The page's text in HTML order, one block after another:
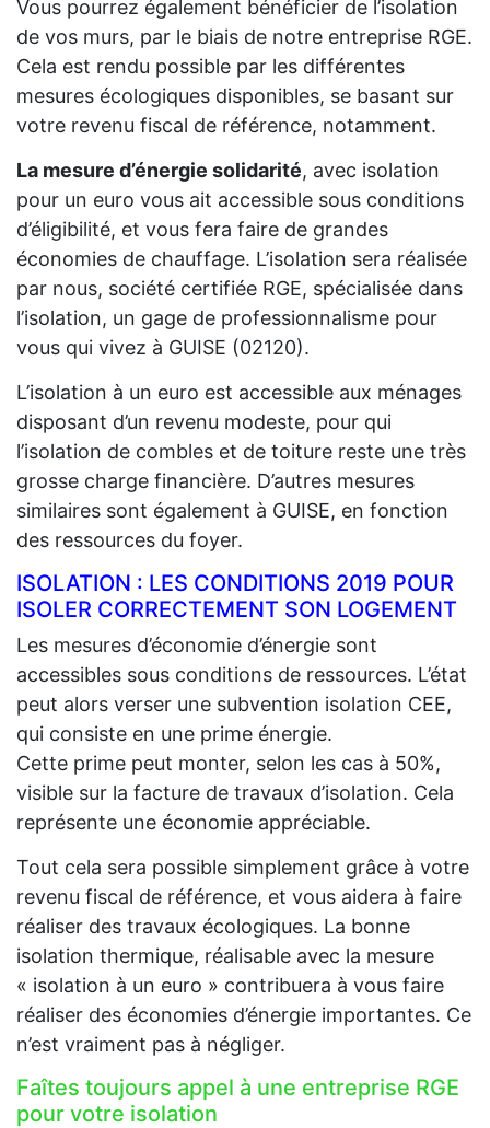
Vous pourrez également bénéficier de l’isolation
de vos murs, par le biais de notre entreprise RGE.
Cela est rendu possible par les différentes
mesures écologiques disponibles, se basant sur
votre revenu fiscal de référence, notamment.
La mesure d’énergie solidarité, avec isolation
pour un euro vous ait accessible sous conditions
d’éligibilité, et vous fera faire de grandes
économies de chauffage. L’isolation sera réalisée
par nous, société certifiée RGE, spécialisée dans
l’isolation, un gage de professionnalisme pour
vous qui vivez à GUISE (02120).
L’isolation à un euro est accessible aux ménages
disposant d’un revenu modeste, pour qui
l’isolation de combles et de toiture reste une très
grosse charge financière. D’autres mesures
similaires sont également à GUISE, en fonction
des ressources du foyer.
ISOLATION : LES CONDITIONS 2019 POUR
ISOLER CORRECTEMENT SON LOGEMENT
Les mesures d’économie d’énergie sont
accessibles sous conditions de ressources. L’état
peut alors verser une subvention isolation CEE,
qui consiste en une prime énergie.
Cette prime peut monter, selon les cas à 50%,
visible sur la facture de travaux d’isolation. Cela
représente une économie appréciable.
Tout cela sera possible simplement grâce à votre
revenu fiscal de référence, et vous aidera à faire
réaliser des travaux écologiques. La bonne
isolation thermique, réalisable avec la mesure
« isolation à un euro » contribuera à vous faire
réaliser des économies d’énergie importantes. Ce
n’est vraiment pas à négliger.
Faîtes toujours appel à une entreprise RGE
pour votre isolation